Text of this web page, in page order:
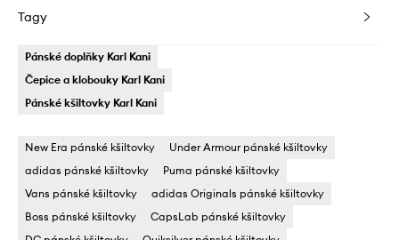
Tagy
Pánské doplňky Karl Kani
Čepice a klobouky Karl Kani
Pánské kšiltovky Karl Kani
New Era pánské kšiltovky
Under Armour pánské kšiltovky
adidas pánské kšiltovky
Puma pánské kšiltovky
Vans pánské kšiltovky
adidas Originals pánské kšiltovky
Boss pánské kšiltovky
CapsLab pánské kšiltovky